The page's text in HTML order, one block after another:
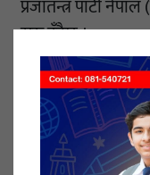
प्रजातन्त्र पार्टी
सुरु हुँदैछ ।
भृकुटीमण्डपमा सुरू
महाधिवेशन
अनुसार
सहभागी हुनेछन् ।